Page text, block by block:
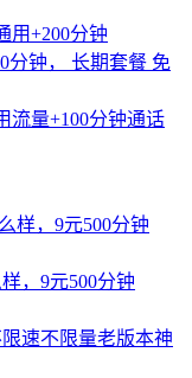
用+200分钟
分钟， 长期套餐 免
流量+100分钟通话
样，9元500分钟
，9元500分钟
速不限量老版本神